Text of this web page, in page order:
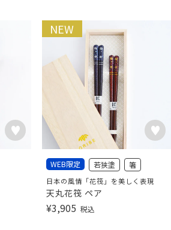
WEB限定
NEW
若狭塗 箸
日本の風情「花筏」を美しく表現
天丸花筏 ペア
¥3,905 税込